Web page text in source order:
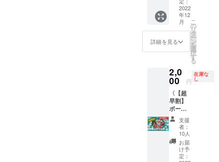
2022
年12
月
詳細を見る
こ
の
リ
タ
ー
ン
を
選
択
す
る
2,0
00 円
在庫な
し
〈【超
早割】
ボード
ゲーム
セッ
ト〉 先
着10名
様 『サ
ンタ苦
支援
者：
10人
お届
け予
定：